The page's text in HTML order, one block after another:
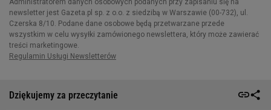
Dziękujemy za przeczytanie